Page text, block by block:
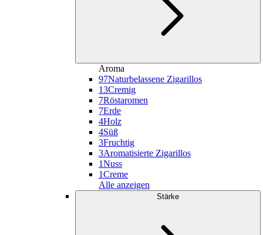
Aroma
97Naturbelassene Zigarillos
13Cremig
7Röstaromen
7Erde
4Holz
4Süß
3Fruchtig
3Aromatisierte Zigarillos
1Nuss
1Creme
Alle anzeigen
Stärke